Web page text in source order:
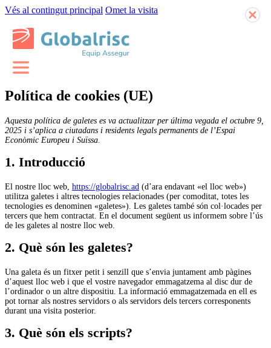
Vés al contingut principal Omet la visita
Política de cookies (UE)
Aquesta política de galetes es va actualitzar per última vegada el octubre 9,
2025 i s’aplica a ciutadans i residents legals permanents de l’Espai
Econòmic Europeu i Suïssa.
1. Introducció
El nostre lloc web, https://globalrisc.ad (d’ara endavant «el lloc web»)
utilitza galetes i altres tecnologies relacionades (per comoditat, totes les
tecnologies es denominen «galetes»). Les galetes també són col·locades per
tercers que hem contractat. En el document següent us informem sobre l’ús
de les galetes al nostre lloc web.
2. Què són les galetes?
Una galeta és un fitxer petit i senzill que s’envia juntament amb pàgines
d’aquest lloc web i que el vostre navegador emmagatzema al disc dur de
l’ordinador o un altre dispositiu. La informació emmagatzemada en ell es
pot tornar als nostres servidors o als servidors dels tercers corresponents
durant una visita posterior.
3. Què són els scripts?